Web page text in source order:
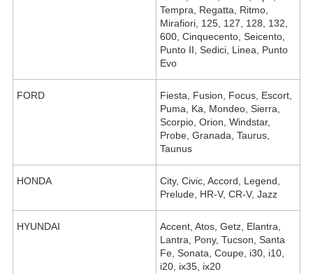
Tempra, Regatta, Ritmo,
Mirafiori, 125, 127, 128, 132,
600, Cinquecento, Seicento,
Punto II, Sedici, Linea, Punto
Evo
FORD
Fiesta, Fusion, Focus, Escort,
Puma, Ka, Mondeo, Sierra,
Scorpio, Orion, Windstar,
Probe, Granada, Taurus,
Taunus
HONDA
City, Civic, Accord, Legend,
Prelude, HR-V, CR-V, Jazz
HYUNDAI
Accent, Atos, Getz, Elantra,
Lantra, Pony, Tucson, Santa
Fe, Sonata, Coupe, i30, i10,
i20, ix35, ix20